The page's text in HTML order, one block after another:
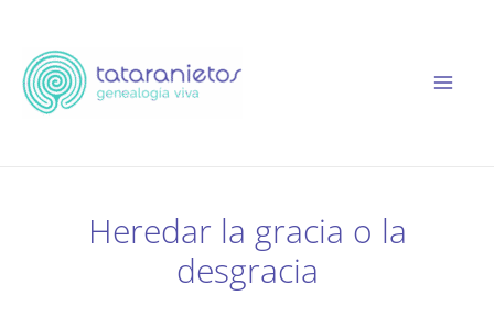
contenido
Heredar la gracia o la
desgracia